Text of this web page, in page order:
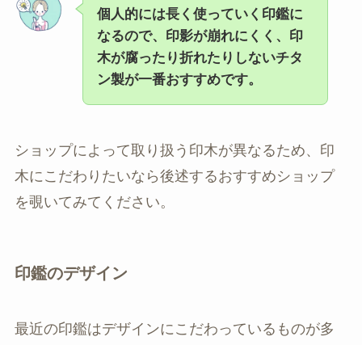
個人的には長く使っていく印鑑に
なるので、印影が崩れにくく、印
木が腐ったり折れたりしないチタ
ン製が一番おすすめです。
ショップによって取り扱う印木が異なるため、印
木にこだわりたいなら後述するおすすめショップ
を覗いてみてください。
印鑑のデザイン
最近の印鑑はデザインにこだわっているものが多